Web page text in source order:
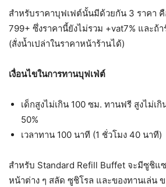
สำหรับราคาบุฟเฟต์นั้นมีด้วยกัน 3 ราคา
799+ ซึ่งราคานี้ยังไม่รวม +vat7% และถ้
(สั่งน้ำเปล่าในราคาหน้าร้านได้)
เงื่อนไขในการทานบุฟเฟ่ต์
เด็กสูงไม่เกิน 100 ซม. ทานฟรี สูงไม่เ
50%
เวลาทาน 100 นาที (1 ชั่วโมง 40 นาที)
สำหรับ Standard Refill Buffet จะมีซูชิแ
หน้าต่าง ๆ สลัด ซูชิโรล และของทานเล่น